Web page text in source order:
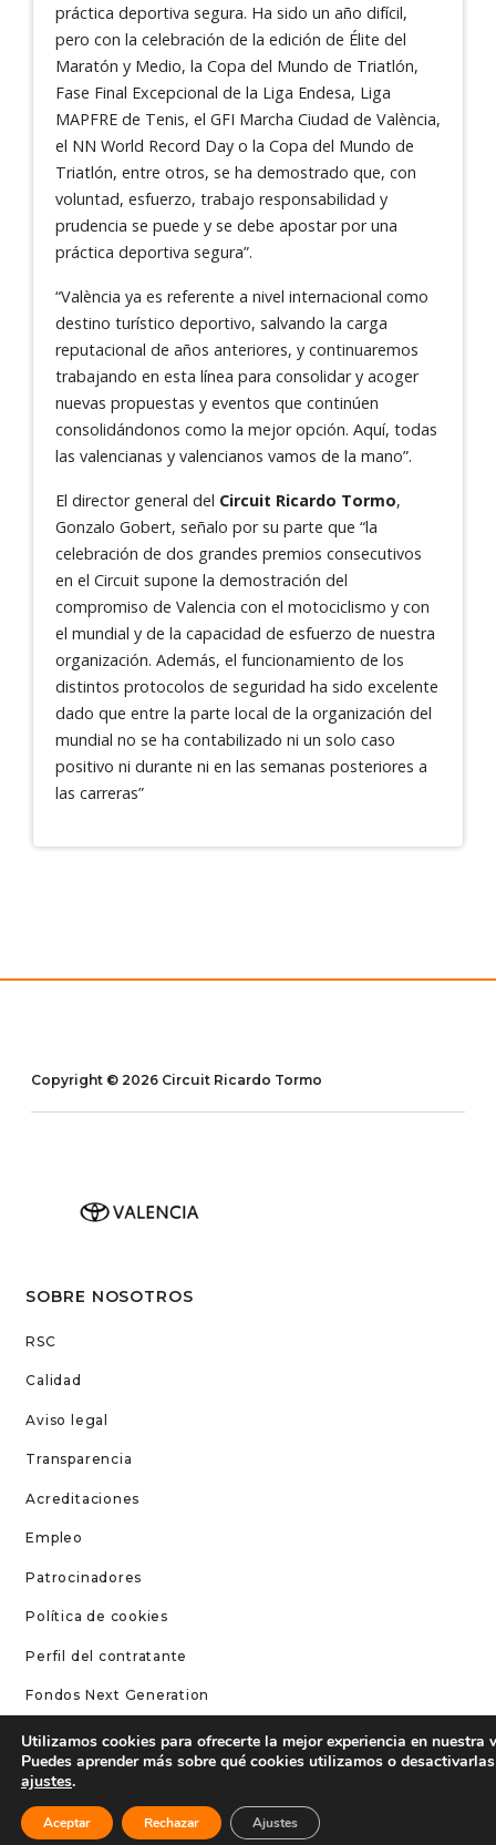
práctica deportiva segura. Ha sido un año difícil,
pero con la celebración de la edición de Élite del
Maratón y Medio, la Copa del Mundo de Triatlón,
Fase Final Excepcional de la Liga Endesa, Liga
MAPFRE de Tenis, el GFI Marcha Ciudad de València,
el NN World Record Day o la Copa del Mundo de
Triatlón, entre otros, se ha demostrado que, con
voluntad, esfuerzo, trabajo responsabilidad y
prudencia se puede y se debe apostar por una
práctica deportiva segura”.
“València ya es referente a nivel internacional como
destino turístico deportivo, salvando la carga
reputacional de años anteriores, y continuaremos
trabajando en esta línea para consolidar y acoger
nuevas propuestas y eventos que continúen
consolidándonos como la mejor opción. Aquí, todas
las valencianas y valencianos vamos de la mano”.
El director general del Circuit Ricardo Tormo,
Gonzalo Gobert, señalo por su parte que “la
celebración de dos grandes premios consecutivos
en el Circuit supone la demostración del
compromiso de Valencia con el motociclismo y con
el mundial y de la capacidad de esfuerzo de nuestra
organización. Además, el funcionamiento de los
distintos protocolos de seguridad ha sido excelente
dado que entre la parte local de la organización del
mundial no se ha contabilizado ni un solo caso
positivo ni durante ni en las semanas posteriores a
las carreras”
Copyright © 2026 Circuit Ricardo Tormo
SOBRE NOSOTROS
RSC
Calidad
Aviso legal
Transparencia
Acreditaciones
Empleo
Patrocinadores
Política de cookies
Perfil del contratante
Fondos Next Generation
CONTÁCTANOS
Correo: info@circuitricardotormo.com
Utilizamos cookies para ofrecerte la mejor experiencia en nuestra
Puedes aprender más sobre qué cookies utilizamos o
ajustes.
Aceptar Rechazar Ajustes